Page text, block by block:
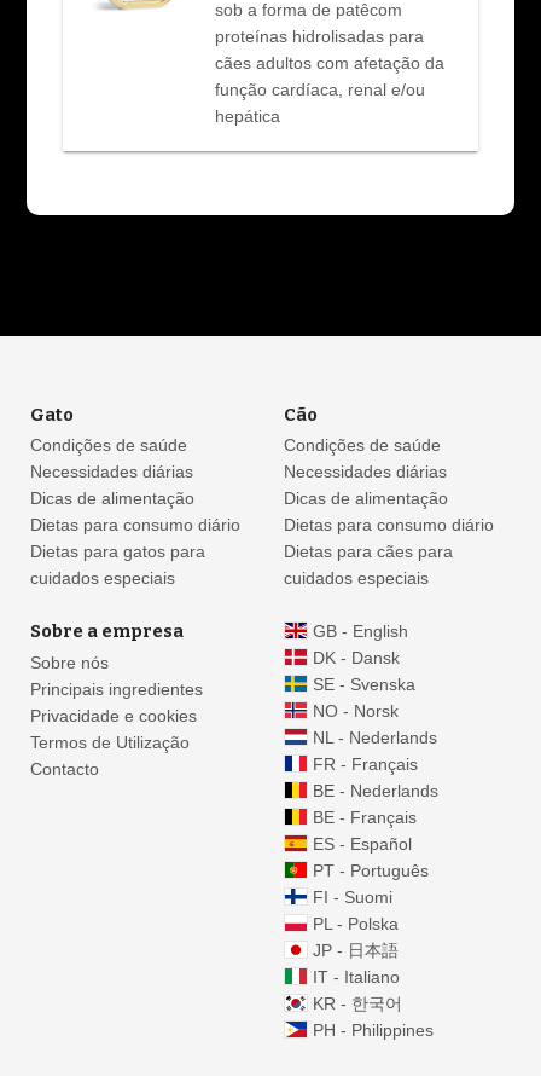
sob a forma de patêcom
proteínas hidrolisadas para
cães adultos com afetação da
função cardíaca, renal e/ou
hepática
Gato
Condições de saúde
Necessidades diárias
Dicas de alimentação
Dietas para consumo diário
Dietas para gatos para
cuidados especiais
Cão
Condições de saúde
Necessidades diárias
Dicas de alimentação
Dietas para consumo diário
Dietas para cães para
cuidados especiais
Sobre a empresa
Sobre nós
Principais ingredientes
Privacidade e cookies
Termos de Utilização
Contacto
GB - English
DK - Dansk
SE - Svenska
NO - Norsk
NL - Nederlands
FR - Français
BE - Nederlands
BE - Français
ES - Español
PT - Português
FI - Suomi
PL - Polska
JP - 日本語
IT - Italiano
KR - 한국어
PH - Philippines